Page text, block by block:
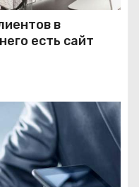
в
есть сайт